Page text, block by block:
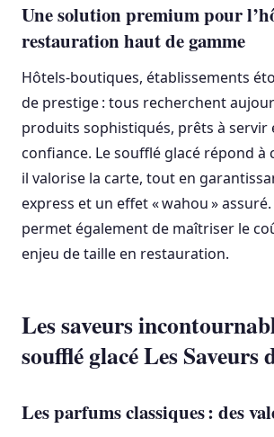
Une solution premium pour
restauration haut de gamme
Hôtels-boutiques, établissements
de prestige : tous recherchent
produits sophistiqués, prêts à servir
confiance. Le soufflé glacé répond à
il valorise la carte, tout en
express et un effet « wahou »
permet également de maîtriser le
enjeu de taille en restauration.
Les saveurs
soufflé glacé Les Saveurs
Les parfums classiques : des